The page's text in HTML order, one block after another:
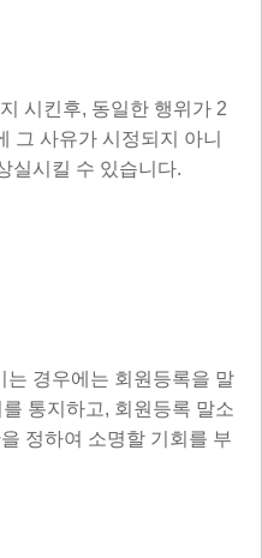
시킨후, 동일한 행위가 2
그 사유가 시정되지 아니
실시킬 수 있습니다.
경우에는 회원등록을 말
통지하고, 회원등록 말소
정하여 소명할 기회를 부